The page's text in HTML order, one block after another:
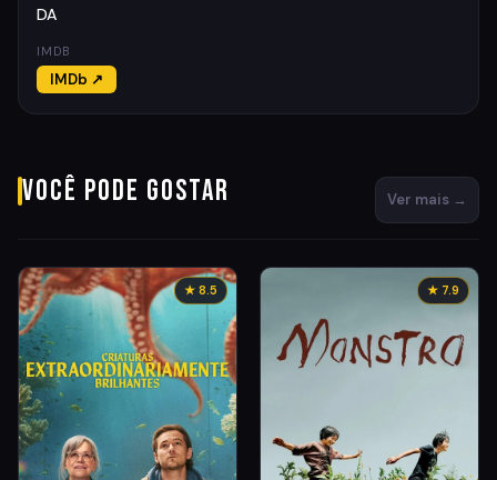
DA
IMDB
IMDb ↗
Você pode gostar Ver mais →
★ 8.5 ★ 7.9